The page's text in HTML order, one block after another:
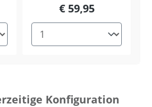
€ 59,95
Konfiguration